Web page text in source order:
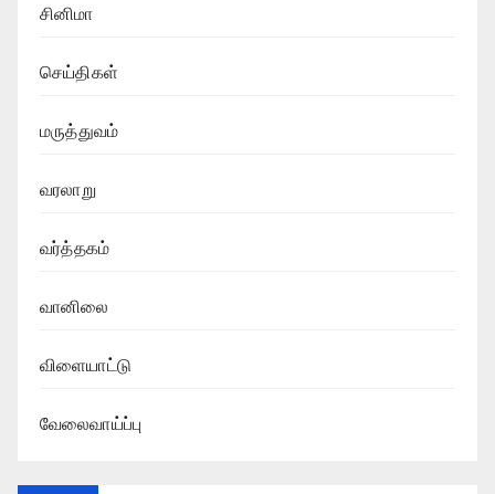
சினிமா
செய்திகள்
மருத்துவம்
வரலாறு
வர்த்தகம்
வானிலை
விளையாட்டு
வேலைவாய்ப்பு